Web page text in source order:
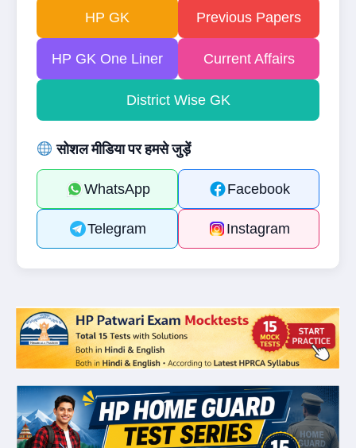
HP GK Previous Papers
HP GK One Liner Current Affairs
District Wise GK
सोशल मीडिया पर हमसे जुड़ें
WhatsApp Facebook
Telegram Instagram